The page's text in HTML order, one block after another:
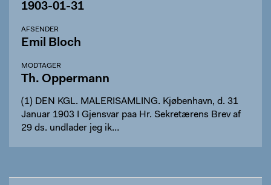
1903-01-31
AFSENDER
Emil Bloch
MODTAGER
Th. Oppermann
(1) DEN KGL. MALERISAMLING. Kjøbenhavn, d. 31
Januar 1903 I Gjensvar paa Hr. Sekretærens Brev af
29 ds. undlader jeg ik…